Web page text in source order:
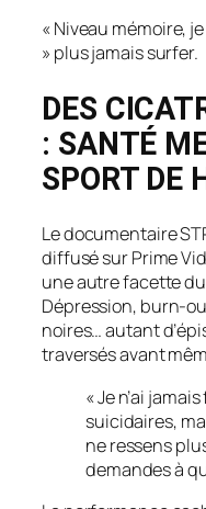
« Niveau mémoire,
» plus jamais surfer.
DES
: SANTÉ
SPORT DE
Le documentaire
diffusé sur Prime
une autre facette
Dépression, burn-
noires… autant
traversés avant
« Je n’ai
suicidaires,
ne ressens
demandes à